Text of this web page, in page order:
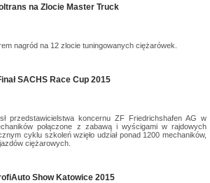
na Zlocie Master Truck
nagród na 12 zlocie tuningowanych ciężarówek.
SACHS Race Cup 2015
przedstawicielstwa koncernu ZF Friedrichshafen AG w
połączone z zabawą i wyścigami w rajdowych
cyklu szkoleń wzięło udział ponad 1200 mechaników,
ciężarowych.
Show Katowice 2015